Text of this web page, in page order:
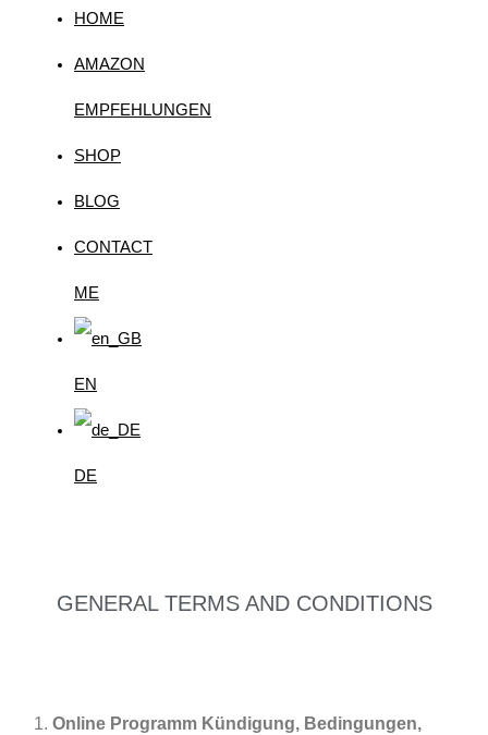
HOME
AMAZON
EMPFEHLUNGEN
SHOP
BLOG
CONTACT
ME
EN
DE
GENERAL TERMS AND CONDITIONS
Online Programm Kündigung, Bedingungen,